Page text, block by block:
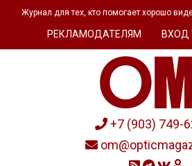
Журнал для тех, кто помогает хорошо
РЕКЛАМОДАТЕЛЯМ ВХОД
+7 (903) 749-